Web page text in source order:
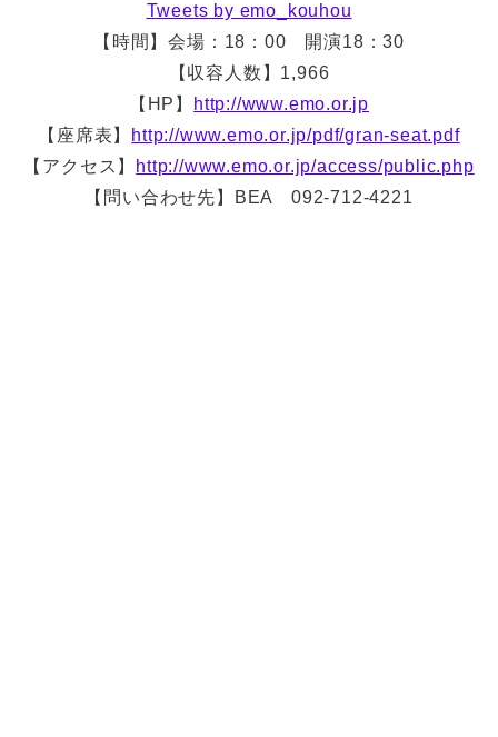
Tweets by emo_kouhou
【時間】会場：18：00 開演18：30
【収容人数】1,966
【HP】
http://www.emo.or.jp
【座席表】
http://www.emo.or.jp/pdf/gran-seat.pdf
【アクセス】
http://www.emo.or.jp/access/public.php
【問い合わせ先】BEA 092-712-4221